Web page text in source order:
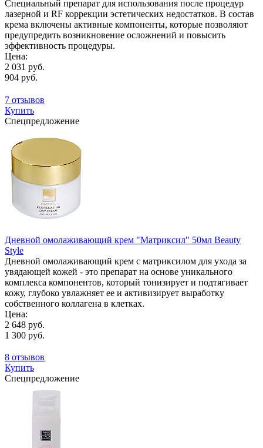
Специальный препарат для использования после процедур
лазерной и RF коррекции эстетических недостатков. В состав
крема включены активные компоненты, которые позволяют
предупредить возникновение осложнений и повысить
эффективность процедуры.
Цена:
2 031 руб.
904 руб.
7 отзывов
Купить
Спецпредложение
Дневной омолаживающий крем "Матриксил" 50мл Beauty
Style
Дневной омолаживающий крем с матриксилом для ухода за
увядающей кожей - это препарат на основе уникального
комплекса компонентов, который тонизирует и подтягивает
кожу, глубоко увлажняет ее и активизирует выработку
собственного коллагена в клетках.
Цена:
2 648 руб.
1 300 руб.
8 отзывов
Купить
Спецпредложение